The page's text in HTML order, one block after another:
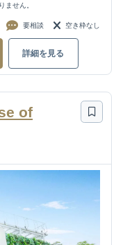
ません。
要相談 空き枠なし
詳細を見る
of